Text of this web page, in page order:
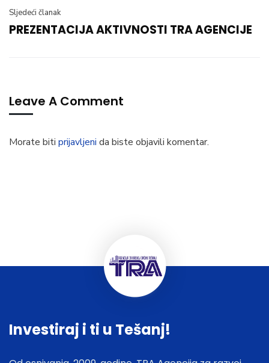
Sljedeći članak
PREZENTACIJA AKTIVNOSTI TRA AGENCIJE
Leave A Comment
Morate biti prijavljeni da biste objavili komentar.
Investiraj i ti u Tešanj!